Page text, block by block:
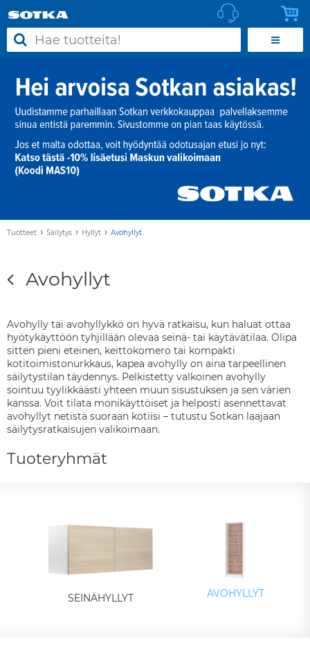
Tuotteet › Säilytys › Hyllyt › Avohyllyt
Avohyllyt
Avohylly tai avohyllykkö on hyvä ratkaisu, kun haluat ottaa
hyötykäyttöön tyhjillään olevaa seinä- tai käytävätilaa. Olipa
sitten pieni eteinen, keittokomero tai kompakti
kotitoimistonurkkaus, kapea avohylly on aina tarpeellinen
säilytystilan täydennys. Pelkistetty valkoinen avohylly
sointuu tyylikkäästi yhteen muun sisustuksen ja sen värien
kanssa. Voit tilata monikäyttöiset ja helposti asennettavat
avohyllyt netistä suoraan kotiisi – tutustu Sotkan laajaan
säilytysratkaisujen valikoimaan.
Tuoteryhmät
SEINÄHYLLYT AVOHYLLYT